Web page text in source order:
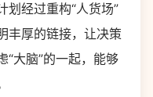
划经过重构“人货场”
丰厚的链接，让决策
“大脑”的一起，能够